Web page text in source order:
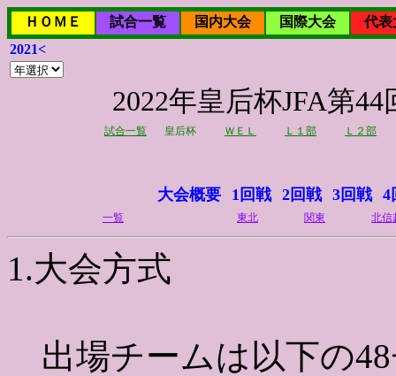
ＨＯＭＥ 試合一覧 国内大会 国際大会
代表
2021<
2022年皇后杯JFA第
試合一覧 皇后杯 ＷＥＬ Ｌ１部 Ｌ２部
大会概要 1回戦 2回戦 3回戦 4
一覧 東北 関東 北信
1.大会方式
出場チームは以下の